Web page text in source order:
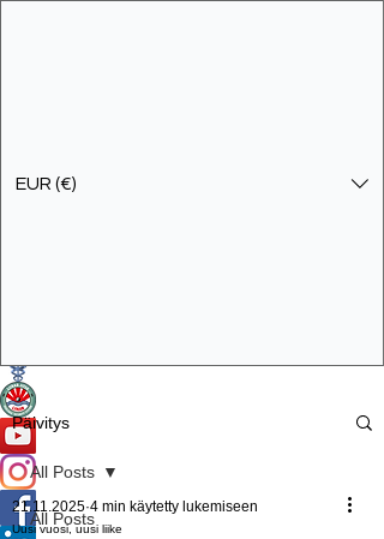
EUR (€)
Päivitys
All Posts
All Posts
Uusi vuosi, uusi liike
21.11.2025 4 min käytetty lukemiseen